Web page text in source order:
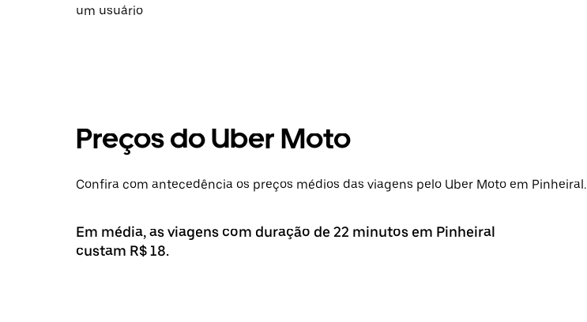
um usuário
Preços do Uber Moto
Confira com antecedência os preços médios das viagens pelo Uber Moto em Pinheiral.
Em média, as viagens com duração de 22 minutos em Pinheiral
custam R$ 18.